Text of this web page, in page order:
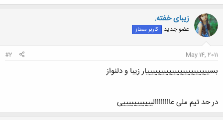
زیبای خفته.
عضو جدید کاربر ممتاز
May 14, 2011
#2
بسیییییییییییییییییییییییار زیبا و دلنواز
در حد تیم ملی عاااااااالیییییییییییی